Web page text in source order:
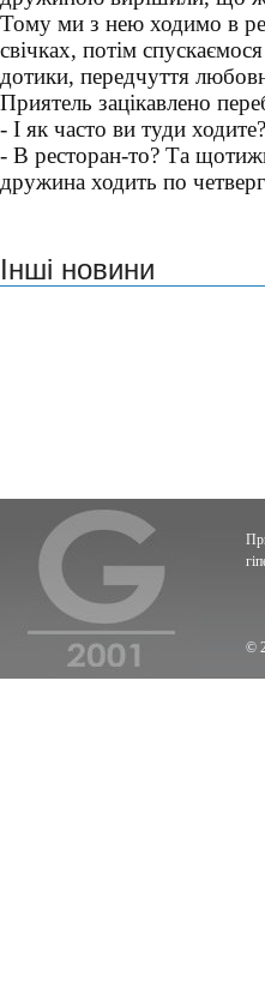
Тому ми з нею ходимо в
свічках, потім
дотики, передчуття
Приятель зацікавлено
- І як часто ви туди ходите?
- В ресторан-то? Та
дружина ходить по
Інші новини
©